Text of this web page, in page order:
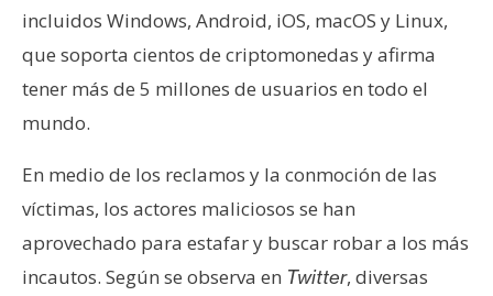
incluidos Windows, Android, iOS, macOS y Linux,
que soporta cientos de criptomonedas y afirma
tener más de 5 millones de usuarios en todo el
mundo.
En medio de los reclamos y la conmoción de las
víctimas, los actores maliciosos se han
aprovechado para estafar y buscar robar a los más
incautos. Según se observa en Twitter, diversas